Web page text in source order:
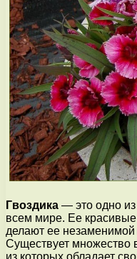
Гвоздика — это одно
всем мире. Ее
делают ее
Существует множество
из которых обладает